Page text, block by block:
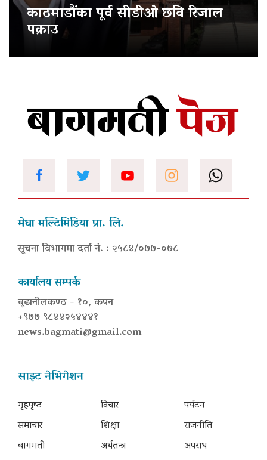
काठमाडौंका पूर्व सीडीओ छवि रिजाल
पक्राउ
मेघा मल्टिमिडिया प्रा. लि.
सूचना विभागमा दर्ता नं. : २५८४/०७७-०७८
कार्यालय सम्पर्क
बूढानीलकण्ठ - १०, कपन
+९७७ ९८४४२५४४४१
news.bagmati@gmail.com
साइट नेभिगेशन
गृहपृष्‍ठ
समाचार
बागमती
विचार
शिक्षा
अर्थतन्त्र
पर्यटन
राजनीति
अपराध